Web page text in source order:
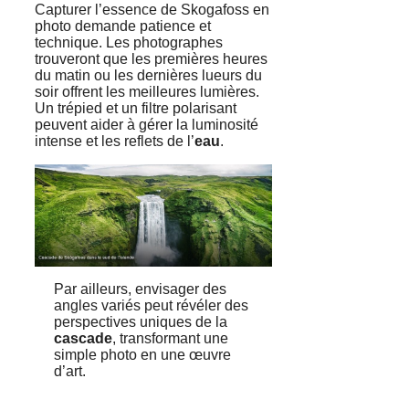
Capturer l’essence de Skogafoss en
photo demande patience et
technique. Les photographes
trouveront que les premières heures
du matin ou les dernières lueurs du
soir offrent les meilleures lumières.
Un trépied et un filtre polarisant
peuvent aider à gérer la luminosité
intense et les reflets de l’eau.
Par ailleurs, envisager des
angles variés peut révéler des
perspectives uniques de la
cascade, transformant une
simple photo en une œuvre
d’art.